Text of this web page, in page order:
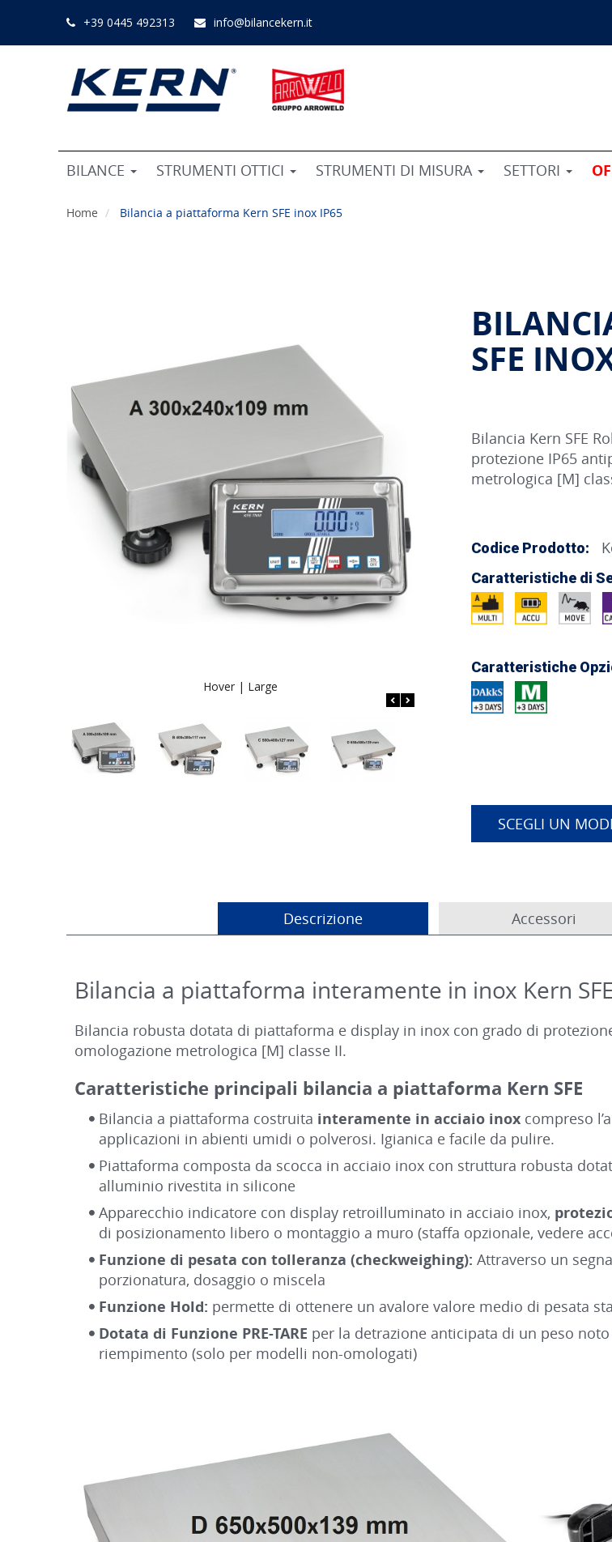
+39 0445 492313 info@bilancekern.it
BILANCE STRUMENTI OTTICI STRUMENTI DI MISURA SETTORI
Home Bilancia a piattaforma Kern SFE inox IP65
Hover | Large
SFE
Bilancia Kern SFE
protezione IP65
metrologica [M]
Codice Prodotto:
Caratteristiche di
Caratteristiche
SCEGLI UN
Descrizione Accessori
Bilancia a piattaforma interamente in inox Kern SFE
Bilancia robusta dotata di piattaforma e display in inox con grado di
omologazione metrologica [M] classe II.
Caratteristiche principali bilancia a piattaforma Kern SFE
Bilancia a piattaforma costruita interamente in acciaio inox compreso
applicazioni in abienti umidi o polverosi. Igianica e facile da pulire.
Piattaforma composta da scocca in acciaio inox con struttura robusta
alluminio rivestita in silicone
Apparecchio indicatore con display retroilluminato in acciaio inox,
di posizionamento libero o montaggio a muro (staffa opzionale, vedere
Funzione di pesata con tolleranza (checkweighing): Attraverso un
porzionatura, dosaggio o miscela
Funzione Hold: permette di ottenere un avalore valore medio di pesata
Dotata di Funzione PRE-TARE per la detrazione anticipata di un peso
riempimento (solo per modelli non-omologati)